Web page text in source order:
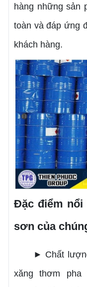
hàng những sản
toàn và đáp ứng
khách hàng.
Đặc điểm nổi
sơn của
► Chất lượng
xăng thơm